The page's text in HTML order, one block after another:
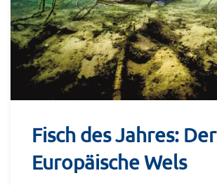
Fisch des Jahres: Der
Europäische Wels